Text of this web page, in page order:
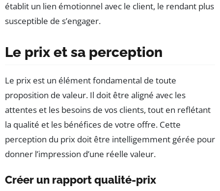
établit un lien émotionnel avec le client, le rendant plus
susceptible de s’engager.
Le prix et sa perception
Le prix est un élément fondamental de toute
proposition de valeur. Il doit être aligné avec les
attentes et les besoins de vos clients, tout en reflétant
la qualité et les bénéfices de votre offre. Cette
perception du prix doit être intelligemment gérée pour
donner l’impression d’une réelle valeur.
Créer un rapport qualité-prix